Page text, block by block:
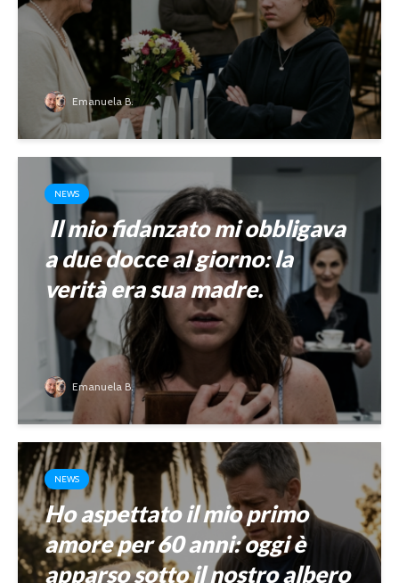
Emanuela B.
NEWS
Il mio fidanzato mi obbligava
a due docce al giorno: la
verità era sua madre.
Emanuela B.
NEWS
Ho aspettato il mio primo
amore per 60 anni: oggi è
apparso sotto il nostro albero